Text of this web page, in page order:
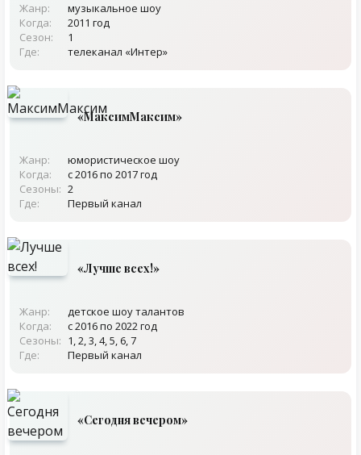
Жанр:
музыкальное шоу
Когда:
2011 год
Сезон:
1
Где:
телеканал «Интер»
«МаксимМаксим»
Жанр:
юмористическое шоу
Когда:
с 2016 по 2017 год
Сезоны: 2
Где:
Первый канал
«Лучше всех!»
Жанр:
детское шоу талантов
Когда:
с 2016 по 2022 год
Сезоны: 1, 2, 3, 4, 5, 6, 7
Где:
Первый канал
«Сегодня вечером»